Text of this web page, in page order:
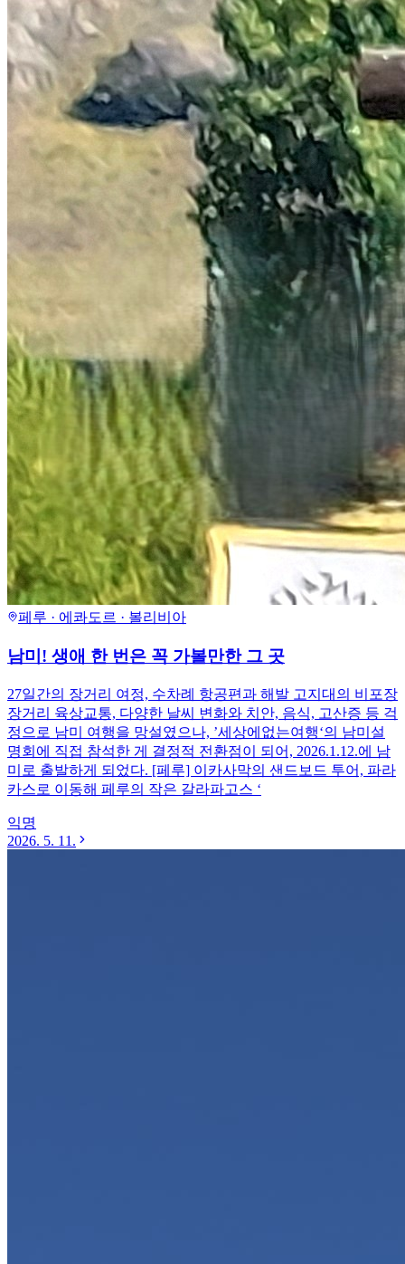
페루 · 에콰도르 · 볼리비아
남미! 생애 한 번은 꼭 가볼만한 그 곳
27일간의 장거리 여정, 수차례 항공편과 해발 고지대의 비포장
장거리 육상교통, 다양한 날씨 변화와 치안, 음식, 고산증 등 걱
정으로 남미 여행을 망설였으나, ’세상에없는여행‘의 남미설
명회에 직접 참석한 게 결정적 전환점이 되어, 2026.1.12.에 남
미로 출발하게 되었다. [페루] 이카사막의 샌드보드 투어, 파라
카스로 이동해 페루의 작은 갈라파고스 ‘
익명
2026. 5. 11.